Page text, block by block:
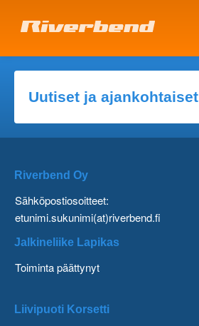
Uutiset ja ajankohtaiset
Riverbend Oy
Sähköpostiosoitteet:
etunimi.sukunimi(at)riverbend.fi
Jalkineliike Lapikas
Toiminta päättynyt
Liivipuoti Korsetti